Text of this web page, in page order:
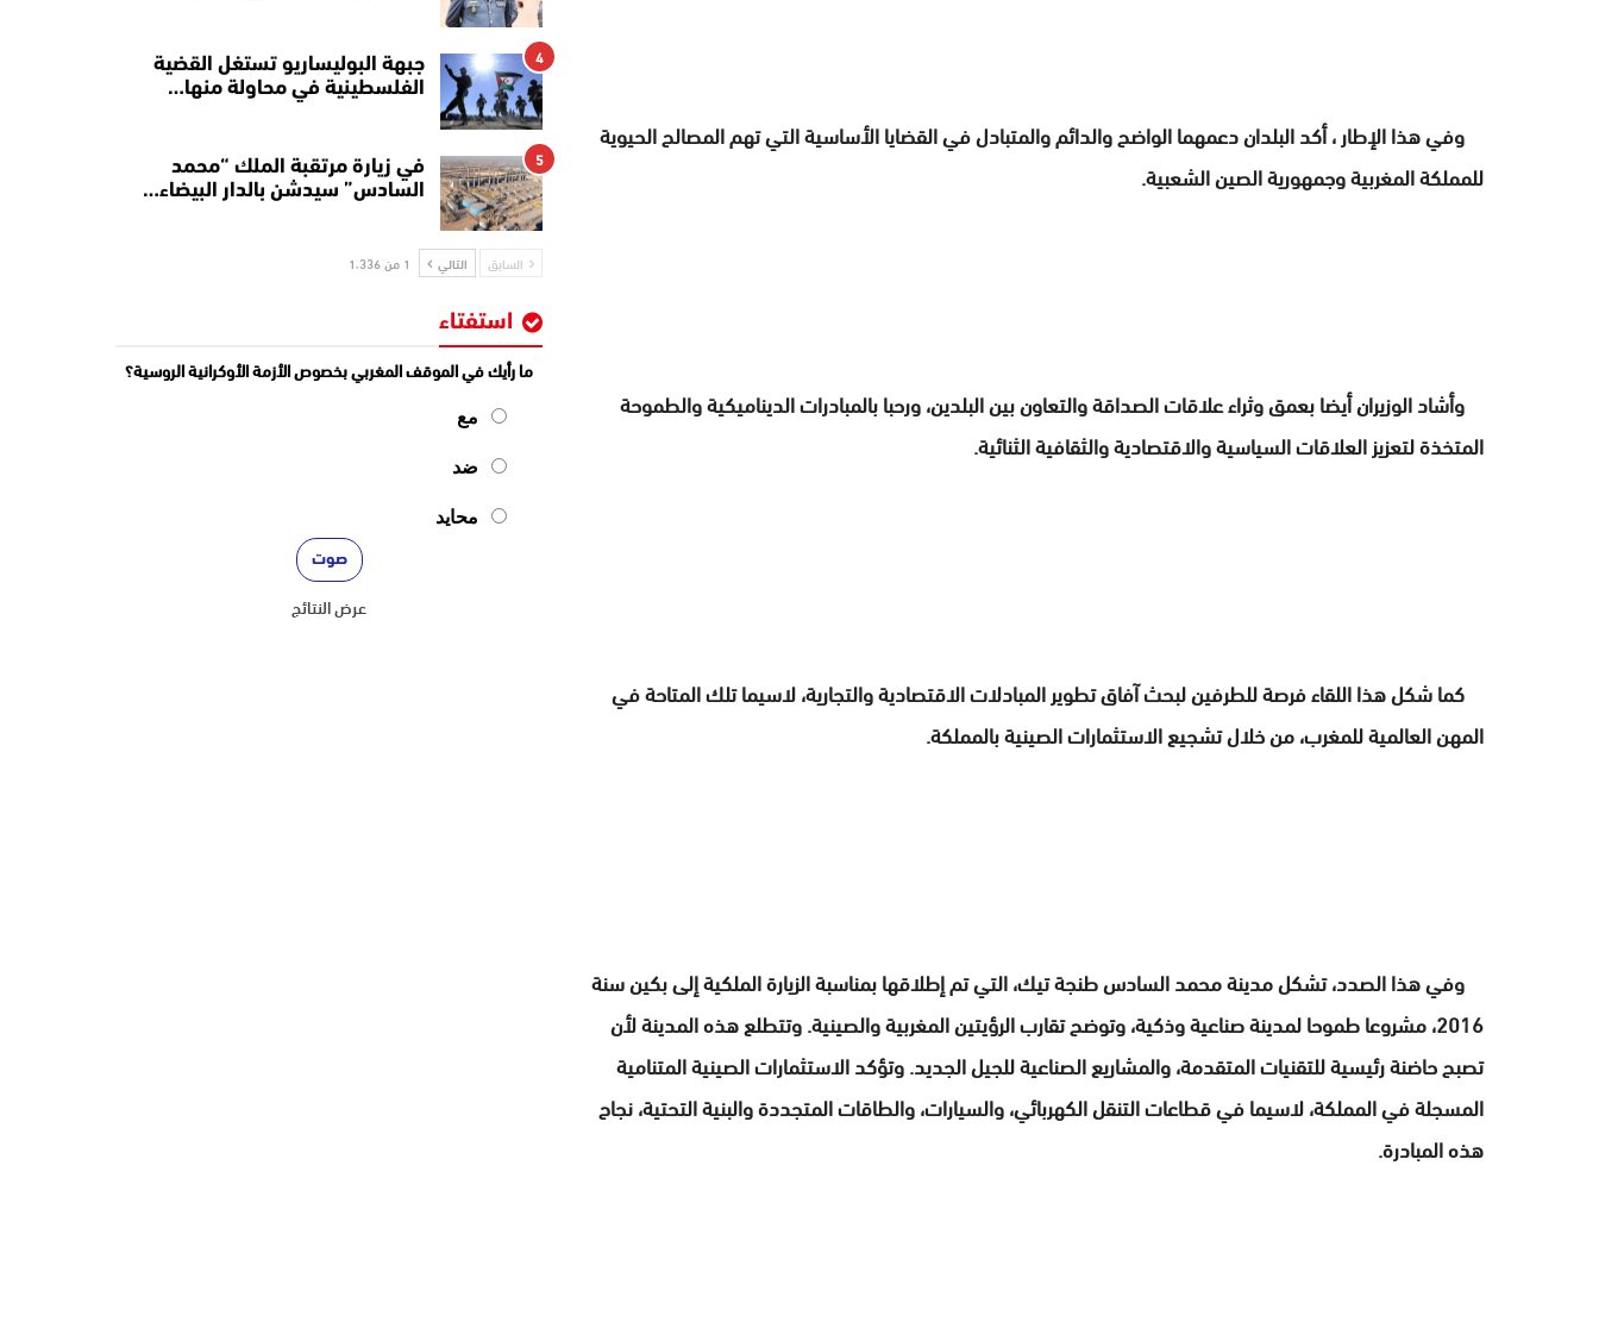
وفي هذا الإطار ، أكد البلدان دعمهما الواضح والدائم والمتبادل في القضايا الأساسية التي تهم المصالح الحيوية
للمملكة المغربية وجمهورية الصين الشعبية.
وأشاد الوزيران أيضا بعمق وثراء علاقات الصداقة والتعاون بين البلدين، ورحبا بالمبادرات الديناميكية والطموحة
المتخذة لتعزيز العلاقات السياسية والاقتصادية والثقافية الثنائية.
كما شكل هذا اللقاء فرصة للطرفين لبحث آفاق تطوير المبادلات الاقتصادية والتجارية، لاسيما تلك المتاحة في
المهن العالمية للمغرب، من خلال تشجيع الاستثمارات الصينية بالمملكة.
وفي هذا الصدد، تشكل مدينة محمد السادس طنجة تيك، التي تم إطلاقها بمناسبة الزيارة الملكية إلى بكين سنة
2016، مشروعا طموحا لمدينة صناعية وذكية، وتوضح تقارب الرؤيتين المغربية والصينية. وتتطلع هذه المدينة لأن
تصبح حاضنة رئيسية للتقنيات المتقدمة، والمشاريع الصناعية للجيل الجديد. وتؤكد الاستثمارات الصينية المتنامية
المسجلة في المملكة، لاسيما في قطاعات التنقل الكهربائي، والسيارات، والطاقات المتجددة والبنية التحتية، نجاح
هذه المبادرة.
4
جبهة البوليساريو تستغل القضية
الفلسطينية في محاولة منها…
5
في زيارة مرتقبة الملك “محمد
السادس” سيدشن بالدار البيضاء…
السابق التالي 1 من 1٬336
استفتاء
ما رأيك في الموقف المغربي بخصوص الأزمة الأوكرانية الروسية؟
مع
ضد
محايد
عرض النتائج